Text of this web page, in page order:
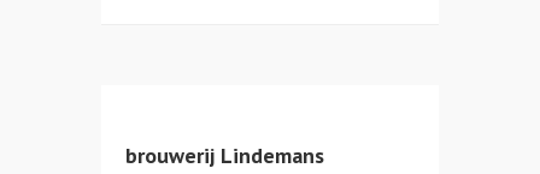
brouwerij Lindemans